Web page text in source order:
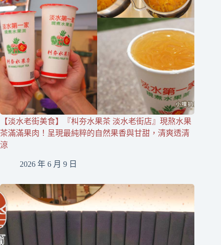
【淡水老街美食】『朻夯水果茶 淡水老街店』現熬水果
茶滿滿果肉！呈現最純粹的自然果香與甘甜，清爽透清
涼
2026 年 6 月 9 日